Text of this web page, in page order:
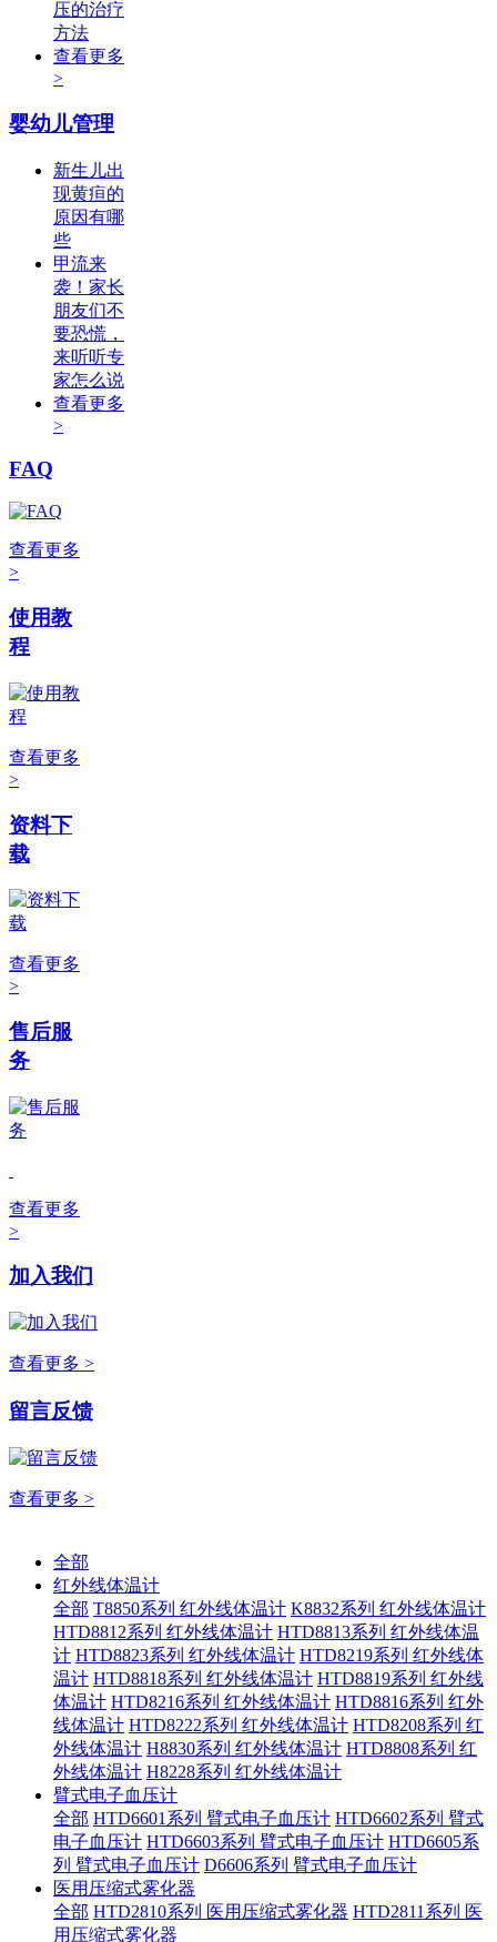
压的治疗
方法
查看更多
>
婴幼儿管理
新生儿出
现黄疸的
原因有哪
些
甲流来
袭！家长
朋友们不
要恐慌，
来听听专
家怎么说
查看更多
>
FAQ
查看更多
>
使用教
程
查看更多
>
资料下
载
查看更多
>
售后服
务
查看更多
>
加入我们
查看更多 >
留言反馈
查看更多 >
全部
红外线体温计
全部 T8850系列 红外线体温计 K8832系列 红外线体温计
HTD8812系列 红外线体温计 HTD8813系列 红外线体温
计 HTD8823系列 红外线体温计 HTD8219系列 红外线体
温计 HTD8818系列 红外线体温计 HTD8819系列 红外线
体温计 HTD8216系列 红外线体温计 HTD8816系列 红外
线体温计 HTD8222系列 红外线体温计 HTD8208系列 红
外线体温计 H8830系列 红外线体温计 HTD8808系列 红
外线体温计 H8228系列 红外线体温计
臂式电子血压计
全部 HTD6601系列 臂式电子血压计 HTD6602系列 臂式
电子血压计 HTD6603系列 臂式电子血压计 HTD6605系
列 臂式电子血压计 D6606系列 臂式电子血压计
医用压缩式雾化器
全部 HTD2810系列 医用压缩式雾化器 HTD2811系列 医
用压缩式雾化器